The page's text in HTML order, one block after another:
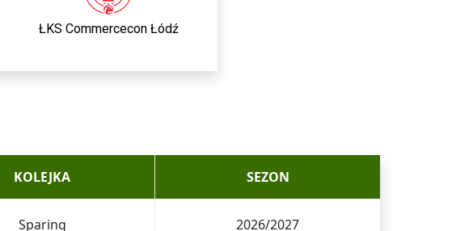
ŁKS Commercecon Łódź
KOLEJKA
Sparing
SEZON
2026/2027